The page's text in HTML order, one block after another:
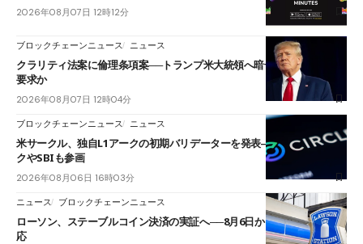
2026年08月07日 12時12分
ブロックチェーンニュース ニュース
クラリティ法案に倫理条項案──トランプ米大統領へ暗号資産事業の売却
要求か
2026年08月07日 12時04分
ブロックチェーンニュース ニュース
米サークル、独自L1アークの初期バリデーターを発表――ブラックロッ
クやSBIも参画
2026年08月06日 16時03分
ニュース ブロックチェーンニュース
ローソン、ステーブルコイン決済の実証へ──8月6日からJPYCやUSDC対
応